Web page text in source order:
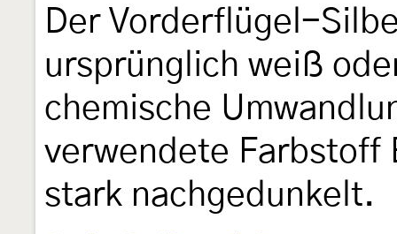
Der Vorderflügel-
ursprünglich weiß
chemische
verwendete
stark nachgedunkelt.